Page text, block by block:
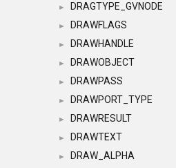
► DRAGTYPE_GVNODE
► DRAWFLAGS
► DRAWHANDLE
► DRAWOBJECT
► DRAWPASS
► DRAWPORT_TYPE
► DRAWRESULT
► DRAWTEXT
► DRAW_ALPHA